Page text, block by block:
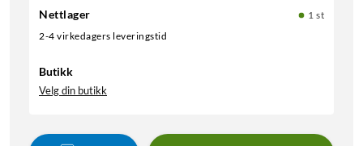
Nettlager
1 st
2-4 virkedagers leveringstid
Butikk
Velg din butikk